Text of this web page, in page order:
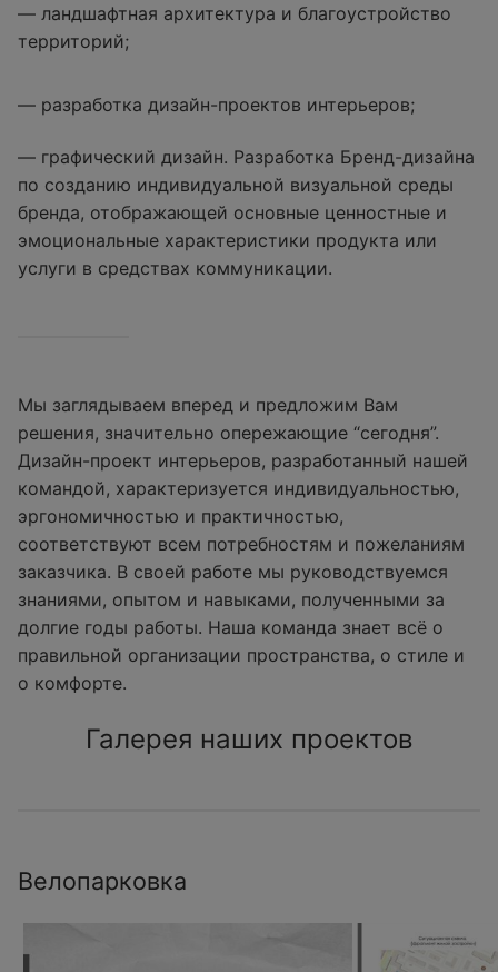
— ландшафтная архитектура и благоустройство
территорий;
— разработка дизайн-проектов интерьеров;
— графический дизайн. Разработка Бренд-дизайна
по созданию индивидуальной визуальной среды
бренда, отображающей основные ценностные и
эмоциональные характеристики продукта или
услуги в средствах коммуникации.
Мы заглядываем вперед и предложим Вам
решения, значительно опережающие “сегодня”.
Дизайн-проект интерьеров, разработанный нашей
командой, характеризуется индивидуальностью,
эргономичностью и практичностью,
соответствуют всем потребностям и пожеланиям
заказчика. В своей работе мы руководствуемся
знаниями, опытом и навыками, полученными за
долгие годы работы. Наша команда знает всё о
правильной организации пространства, о стиле и
о комфорте.
Галерея наших проектов
Велопарковка